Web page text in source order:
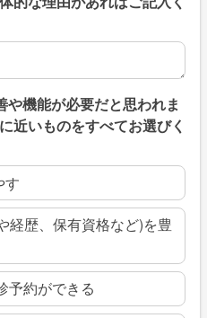
的な理由があればご記入くだ
機能が必要だと思われま
近いものをすべてお選びく
す
経歴、保有資格など)を豊
予約ができる